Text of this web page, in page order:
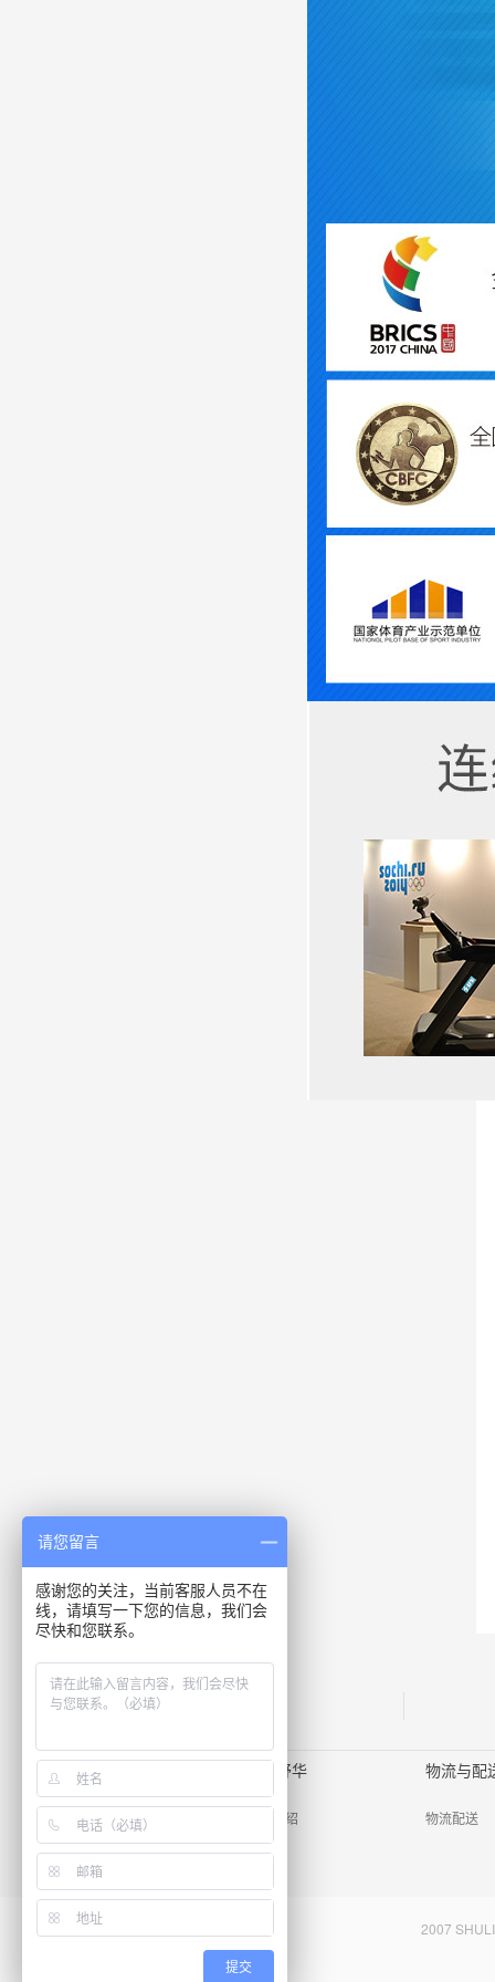
关于舒力
关于我们
联系我们
关于舒华
品牌介绍
物流与配
物流配送
2007
请您留言
感谢您的关注，当前客服人员不在
线，请填写一下您的信息，我们会
尽快和您联系。
提交